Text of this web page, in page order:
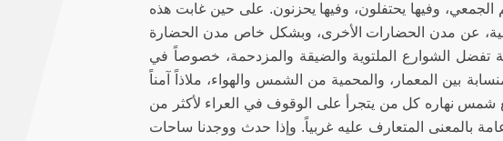
الجمعي، وفيها يحتفلون، وفيها يحزنون. على حين غابت هذه
عن مدن الحضارات الأخرى، وبشكل خاص مدن الحضارة
تفضل الشوارع الملتوية والضيقة والمزدحمة، خصوصاً في
بين المعمار، والمحمية من الشمس والهواء، ملاذاً آمناً
شمس نهاره كل من يتجرأ على الوقوف في العراء لأكثر من
بالمعنى المتعارف عليه غربياً. وإذا حدث ووجدنا ساحات